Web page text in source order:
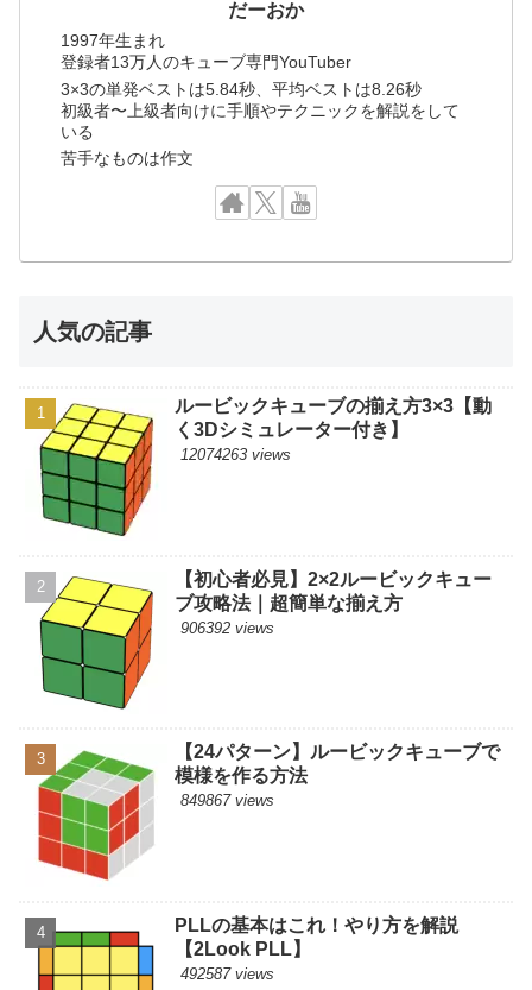
だーおか
1997年生まれ
登録者13万人のキューブ専門YouTuber
3×3の単発ベストは5.84秒、平均ベストは8.26秒
初級者〜上級者向けに手順やテクニックを解説をして
いる
苦手なものは作文
人気の記事
ルービックキューブの揃え方3×3【動
く3Dシミュレーター付き】
12074263 views
【初心者必見】2×2ルービックキュー
ブ攻略法｜超簡単な揃え方
906392 views
【24パターン】ルービックキューブで
模様を作る方法
849867 views
PLLの基本はこれ！やり方を解説
【2Look PLL】
492587 views